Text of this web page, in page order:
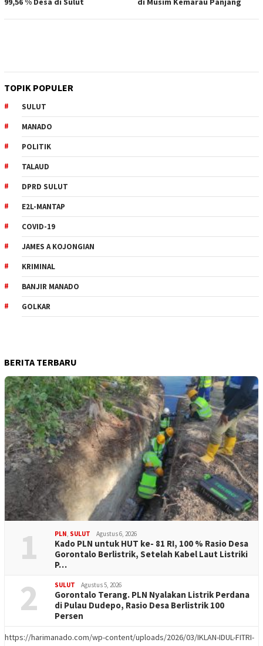
TOPIK POPULER
SULUT
MANADO
POLITIK
TALAUD
DPRD SULUT
E2L-MANTAP
COVID-19
JAMES A KOJONGIAN
KRIMINAL
BANJIR MANADO
GOLKAR
BERITA TERBARU
1 PLN, SULUT Agustus 6, 2026
Kado PLN untuk HUT ke- 81 RI, 100 % Rasio Desa
Gorontalo Berlistrik, Setelah Kabel Laut Listriki
P…
2 SULUT Agustus 5, 2026
Gorontalo Terang. PLN Nyalakan Listrik Perdana
di Pulau Dudepo, Rasio Desa Berlistrik 100
Persen
https://harimanado.com/wp-content/uploads/2026/03/IKLAN-IDUL-FITRI-